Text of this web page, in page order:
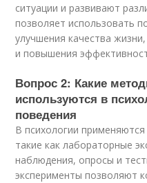
ситуации и развивают
позволяет использовать
улучшения качества
и повышения
Вопрос 2: Какие
используются в
поведения
В психологии
такие как лабораторные
наблюдения, опросы и
эксперименты позволяют